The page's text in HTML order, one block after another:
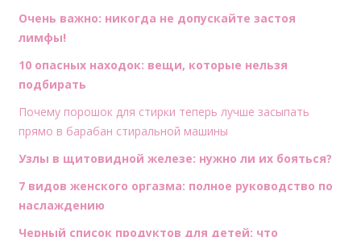
Очень важно: никогда не допускайте застоя
лимфы!
10 опасных находок: вещи, которые нельзя
подбирать
Почему порошок для стирки теперь лучше засыпать
прямо в барабан стиральной машины
Узлы в щитовидной железе: нужно ли их бояться?
7 видов женского оргазма: полное руководство по
наслаждению
Черный список продуктов для детей: что